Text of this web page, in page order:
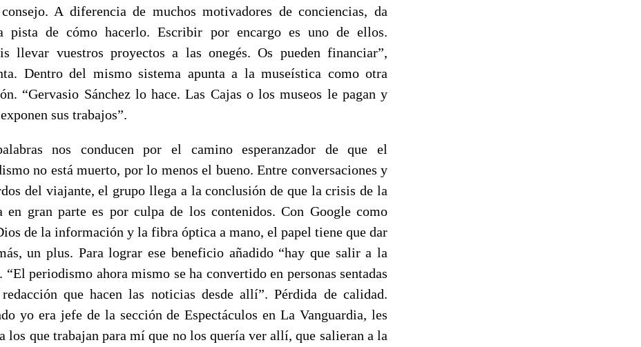
A diferencia de muchos motivadores de conciencias, da
pista de cómo hacerlo. Escribir por encargo es uno de ellos.
llevar vuestros proyectos a las onegés. Os pueden financiar”,
Dentro del mismo sistema apunta a la museística como otra
“Gervasio Sánchez lo hace. Las Cajas o los museos le pagan y
sus trabajos”.
nos conducen por el camino esperanzador de que el
no está muerto, por lo menos el bueno. Entre conversaciones y
del viajante, el grupo llega a la conclusión de que la crisis de la
en gran parte es por culpa de los contenidos. Con Google como
de la información y la fibra óptica a mano, el papel tiene que dar
un plus. Para lograr ese beneficio añadido “hay que salir a la
“El periodismo ahora mismo se ha convertido en personas sentadas
que hacen las noticias desde allí”. Pérdida de calidad.
yo era jefe de la sección de Espectáculos en La Vanguardia, les
los que trabajan para mí que no los quería ver allí, que salieran a la